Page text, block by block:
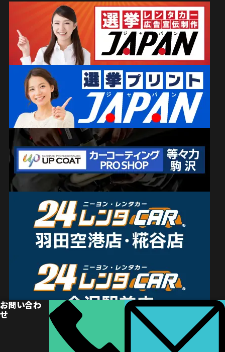
お問い合わ
せ
© 大田区車検専門店